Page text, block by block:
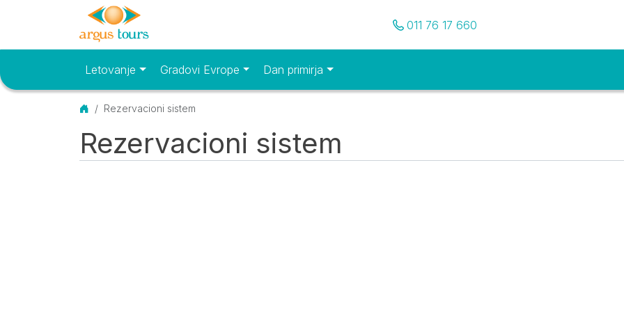
Pozovite nas
011 76 17 660
Osnovni meniLetovanje Gradovi Evrope Dan primirja
Početna
Rezervacioni sistem
Rezervacioni sistem